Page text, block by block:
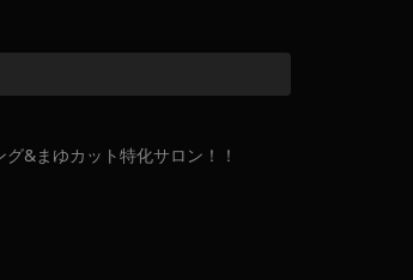
&まゆカット特化サロン！！